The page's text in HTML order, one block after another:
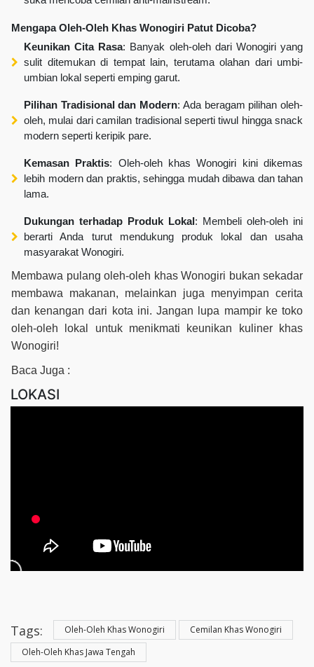
Mengapa Oleh-Oleh Khas Wonogiri Patut Dicoba?
Keunikan Cita Rasa: Banyak oleh-oleh dari Wonogiri yang
sulit ditemukan di tempat lain, terutama olahan dari umbi-
umbian lokal seperti emping garut.
Pilihan Tradisional dan Modern: Ada beragam pilihan oleh-
oleh, mulai dari camilan tradisional seperti tiwul hingga snack
modern seperti keripik pare.
Kemasan Praktis: Oleh-oleh khas Wonogiri kini dikemas
lebih modern dan praktis, sehingga mudah dibawa dan tahan
lama.
Dukungan terhadap Produk Lokal : Membeli oleh-oleh ini
berarti Anda turut mendukung produk lokal dan usaha
masyarakat Wonogiri.
Membawa pulang oleh-oleh khas Wonogiri bukan sekadar
membawa makanan, melainkan juga menyimpan cerita
dan kenangan dari kota ini. Jangan lupa mampir ke toko
oleh-oleh lokal untuk menikmati keunikan kuliner khas
Wonogiri!
Baca Juga :
LOKASI
Tags: Oleh-Oleh Khas Wonogiri
Cemilan Khas Wonogiri
Oleh-Oleh Khas Jawa Tengah